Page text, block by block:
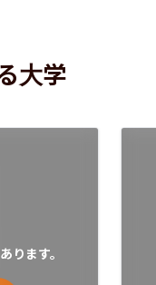
大学
ります。